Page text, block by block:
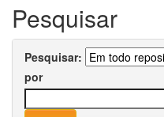
Pesquisar
Pesquisar:
por